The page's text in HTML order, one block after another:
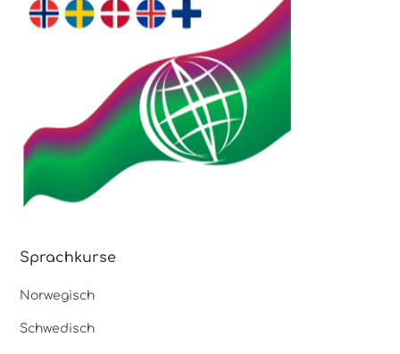
Sprachkurse
Norwegisch
Schwedisch